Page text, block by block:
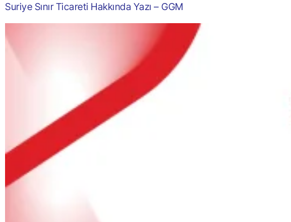
Suriye Sınır Ticareti Hakkında Yazı – GGM